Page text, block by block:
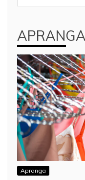
APRANGA
Apranga